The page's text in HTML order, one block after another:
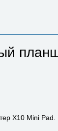
X10 Mini Pad.